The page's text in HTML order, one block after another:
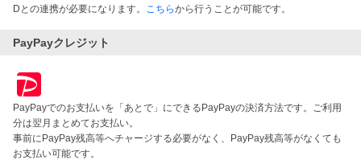
Dとの連携が必要になります。
こちらから行うことが可能です。
PayPayクレジット
PayPayでのお支払いを「あとで」にできるPayPayの決済方法です。ご利用
分は翌月まとめてお支払い。
事前にPayPay残高等へチャージする必要がなく、PayPay残高等がなくても
お支払い可能です。